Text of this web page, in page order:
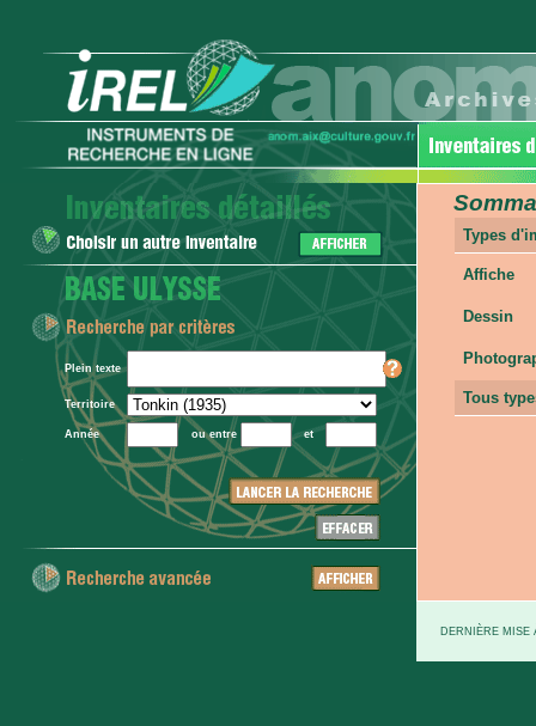
Plein texte
Territoire
Année ou entre et
Types
Affiche
Dessin
Tous
DERNIÈRE MISE